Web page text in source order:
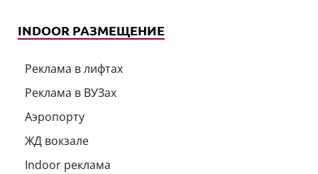
INDOOR РАЗМЕЩЕНИЕ
Реклама в лифтах
Реклама в ВУЗах
Аэропорту
ЖД вокзале
Indoor реклама